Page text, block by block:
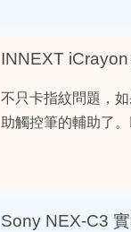
INNEXT
不只卡指紋問題，
助觸控筆的輔助了
Sony NEX-C3